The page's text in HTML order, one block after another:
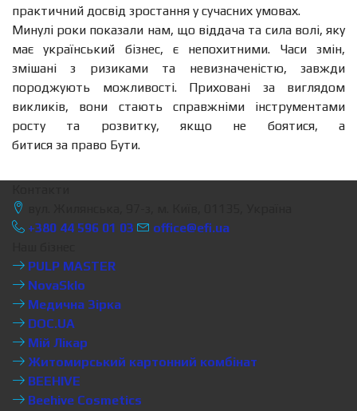
практичний досвід зростання у сучасних умовах.
Минулі роки показали нам, що віддача та сила волі, яку
має український бізнес, є непохитними. Часи змін,
змішані з ризиками та невизначеністю, завжди
породжують можливості. Приховані за виглядом
викликів, вони стають справжніми інструментами
росту та розвитку, якщо не боятися, а
битися за право Бути.
+380 44 596 01 03
office@efi.ua
PULP MASTER
NovaSklo
Медична Зірка
DOC.UA
Мій Лікар
Житомирський картонний комбінат
BEEHIVE
Beehive Cosmetics